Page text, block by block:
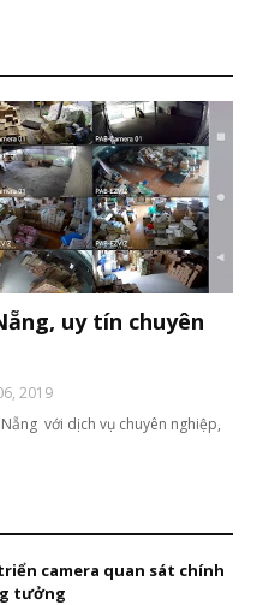
uy tín chuyên
2019
với dịch vụ chuyên nghiệp,
camera quan sát chính
tưởng